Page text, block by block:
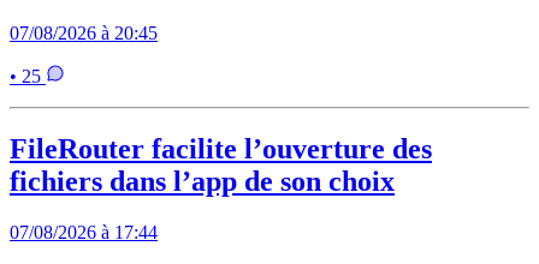
07/08/2026 à 20:45
• 25
FileRouter facilite l’ouverture des
fichiers dans l’app de son choix
07/08/2026 à 17:44